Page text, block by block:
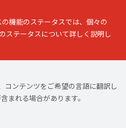
機能のステータスでは、個々の
ステータスについて詳しく説明し
コンテンツをご希望の言語に翻訳し
まれる場合があります。